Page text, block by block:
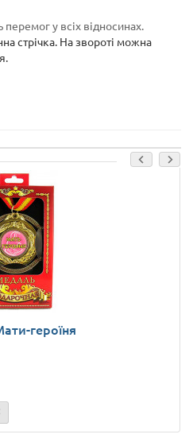
у всіх відносинах.
стрічка. На звороті можна
героїня